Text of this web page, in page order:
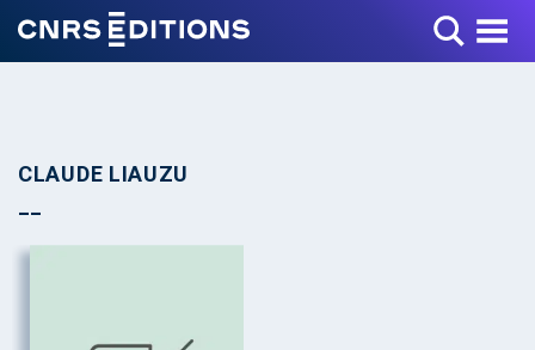
Toggle Menu
CLAUDE LIAUZU